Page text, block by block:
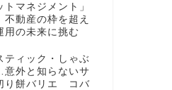
トマネジメント」
動産の枠を超え
用の未来に挑む
ティック・しゃぶ
意外と知らないサ
り餅バリエ コバ